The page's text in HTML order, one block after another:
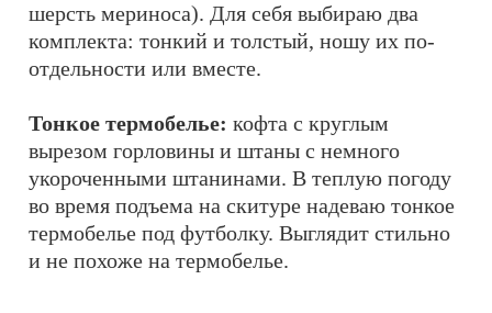
шерсть мериноса). Для себя выбираю два
комплекта: тонкий и толстый, ношу их по-
отдельности или вместе.
Тонкое термобелье: кофта с круглым
вырезом горловины и штаны с немного
укороченными штанинами. В теплую погоду
во время подъема на скитуре надеваю тонкое
термобелье под футболку. Выглядит стильно
и не похоже на термобелье.